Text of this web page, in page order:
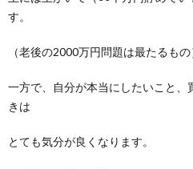
す。
（老後の2000万円問題は最たるもの
一方で、自分が本当にしたいこと、
きは
とても気分が良くなります。